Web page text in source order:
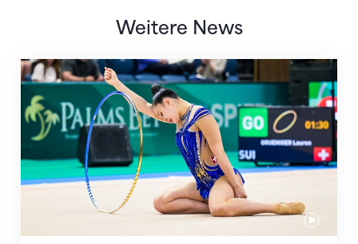
Weitere News
Nächster Halt: Weltmeisterschaft